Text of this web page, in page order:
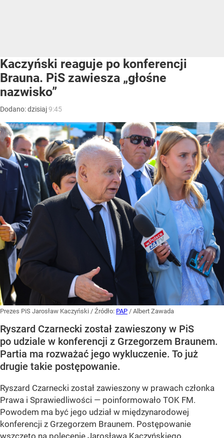
Kaczyński reaguje po konferencji
Brauna. PiS zawiesza „głośne
nazwisko”
Dodano:dzisiaj9:45
Prezes PiS Jarosław Kaczyński / Źródło: PAP / Albert Zawada
Ryszard Czarnecki został zawieszony w PiS
po udziale w konferencji z Grzegorzem Braunem.
Partia ma rozważać jego wykluczenie. To już
drugie takie postępowanie.
Ryszard Czarnecki został zawieszony w prawach członka
Prawa i Sprawiedliwości — poinformowało TOK FM.
Powodem ma być jego udział w międzynarodowej
konferencji z Grzegorzem Braunem. Postępowanie
wszczęto na polecenie Jarosława Kaczyńskiego.